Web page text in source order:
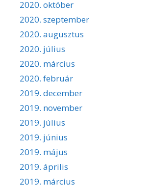
2020. október
2020. szeptember
2020. augusztus
2020. július
2020. március
2020. február
2019. december
2019. november
2019. július
2019. június
2019. május
2019. április
2019. március